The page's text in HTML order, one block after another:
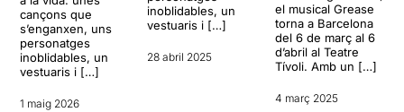
cançons que
s’enganxen, uns
personatges
inoblidables, un
vestuaris i […]
1 maig 2026
inoblidables, un
vestuaris i […]
28 abril 2025
el musical Grease
torna a Barcelona
del 6 de març al 6
d’abril al Teatre
Tívoli. Amb un […]
4 març 2025